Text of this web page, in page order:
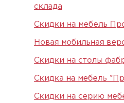
склада
Скидки на мебель
Новая мобильная
Скидки на столы
Скидка на мебель
Скидки на серию